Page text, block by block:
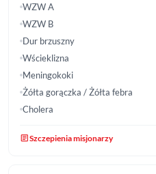
WZW A
WZW B
Dur brzuszny
Wścieklizna
Meningokoki
Żółta gorączka / Żółta febra
Cholera
articleSzczepienia misjonarzy